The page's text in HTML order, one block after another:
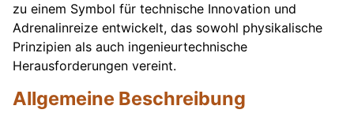
zu einem Symbol für technische Innovation und
Adrenalinreize entwickelt, das sowohl physikalische
Prinzipien als auch ingenieurtechnische
Herausforderungen vereint.
Allgemeine Beschreibung